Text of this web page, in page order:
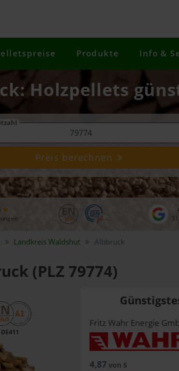
Produkte Info &
Holzpellets
Preis berechnen
LandkreisWaldshut Albbruck
(PLZ 79774)
DE411
Fritz Wahr Energie
4,87von 5